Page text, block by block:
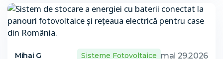
Mihai G Sisteme Fotovoltaice mai 29,2026